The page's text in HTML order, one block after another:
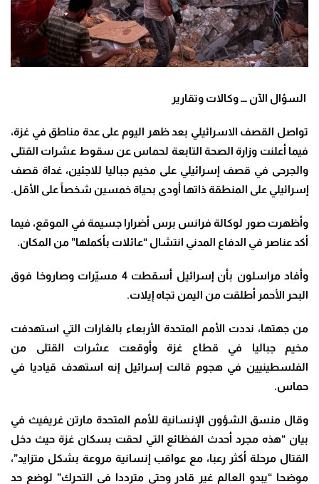
السؤال الآن ـــ وكالات وتقارير
تواصل القصف الاسرائيلي بعد ظهر اليوم على عدة مناطق في غزة،
فيما أعلنت وزارة الصحة التابعة لحماس عن سقوط عشرات القتلى
والجرحى في قصف إسرائيلي على مخيم جباليا للاجئين، غداة قصف
إسرائيلي على المنطقة ذاتها أودى بحياة خمسين شخصاً على الأقل.
وأظهرت صور لوكالة فرانس برس أضرارا جسيمة في الموقع، فيما
أكد عناصر في الدفاع المدني انتشال “عائلات بأكملها” من المكان.
وأفاد مراسلون بأن إسرائيل أسقطت 4 مسيّرات وصاروخا فوق
البحر الأحمر أطلقت من اليمن تجاه إيلات.
من جهتها، نددت الأمم المتحدة الأربعاء بالغارات التي استهدفت
مخيم جباليا في قطاع غزة وأوقعت عشرات القتلى من
الفلسطينيين في هجوم قالت إسرائيل إنه استهدف قياديا في
حماس.
وقال منسق الشؤون الإنسانية للأمم المتحدة مارتن غريفيث في
بيان “هذه مجرد أحدث الفظائع التي لحقت بسكان غزة حيث دخل
القتال مرحلة أكثر رعبا، مع عواقب إنسانية مروعة بشكل متزايد”،
موضحا “يبدو العالم غير قادر وحتى مترددا في التحرك” لوضع حد